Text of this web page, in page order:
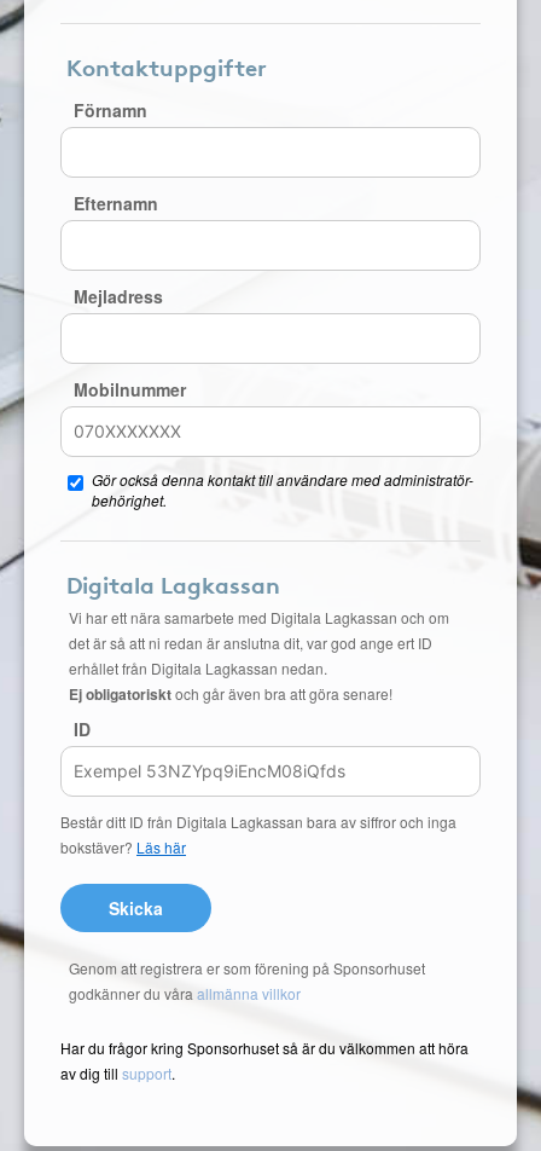
Kontaktuppgifter
Förnamn
Efternamn
Mejladress
Mobilnummer
Gör också denna kontakt till användare med administratör-
behörighet.
Digitala Lagkassan
Vi har ett nära samarbete med Digitala Lagkassan och om
det är så att ni redan är anslutna dit, var god ange ert ID
erhållet från Digitala Lagkassan nedan.
Ej obligatorisktoch går även bra att göra senare!
ID
Består ditt ID från Digitala Lagkassan bara av siffror och inga
bokstäver? Läs här
Skicka
Genom att registrera er som förening på Sponsorhuset
godkänner du våra allmänna villkor
Har du frågor kring Sponsorhuset så är du välkommen att höra
av dig till support.